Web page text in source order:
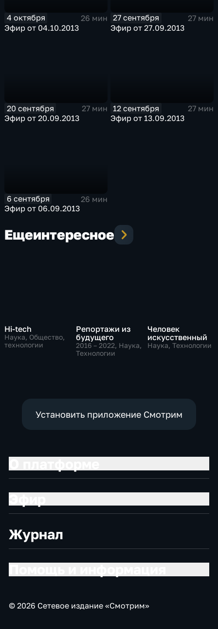
4 октября
26 мин
Эфир от 04.10.2013
27 сентября
27 мин
Эфир от 27.09.2013
20 сентября
27 мин
Эфир от 20.09.2013
12 сентября
27 мин
Эфир от 13.09.2013
6 сентября
26 мин
Эфир от 06.09.2013
Ещеинтересное
Hi-tech
Наука, Общество,
технологии
Репортажи из
будущего
2016 – 2022, Наука,
Технологии
Человек
искусственный
Наука, Технологии
Установить приложение Смотрим
Журнал
© 2026 Сетевое издание «Смотрим»